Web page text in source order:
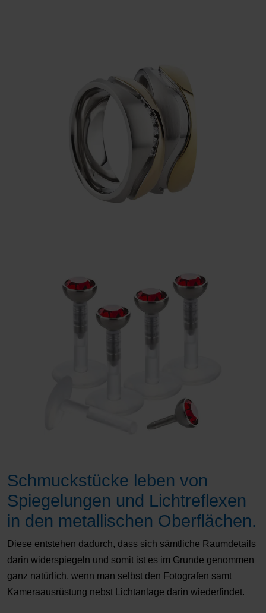
Schmuckstücke leben von
Spiegelungen und Lichtreflexen
in den metallischen Oberflächen.
Diese entstehen dadurch, dass sich sämtliche Raumdetails
darin widerspiegeln und somit ist es im Grunde genommen
ganz natürlich, wenn man selbst den Fotografen samt
Kameraausrüstung nebst Lichtanlage darin wiederfindet.